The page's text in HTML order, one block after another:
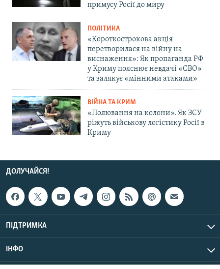
примусу Росії до миру
ПОЛІТИКА
«Короткострокова акція
перетворилася на війну на
виснаження»: Як пропаганда РФ
у Криму пояснює невдачі «СВО»
та залякує «мінними атаками»
ВІЙНА ТА КРИМ
«Полювання на колони». Як ЗСУ
ріжуть військову логістику Росії в
Криму
ДОЛУЧАЙСЯ!
ПІДТРИМКА
ІНФО